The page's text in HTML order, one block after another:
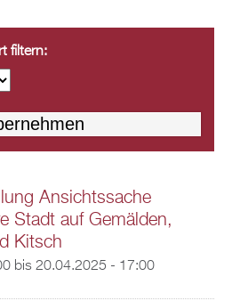
filtern:
Ansichtssache
Stadt auf Gemälden,
Kitsch
bis 20.04.2025 - 17:00